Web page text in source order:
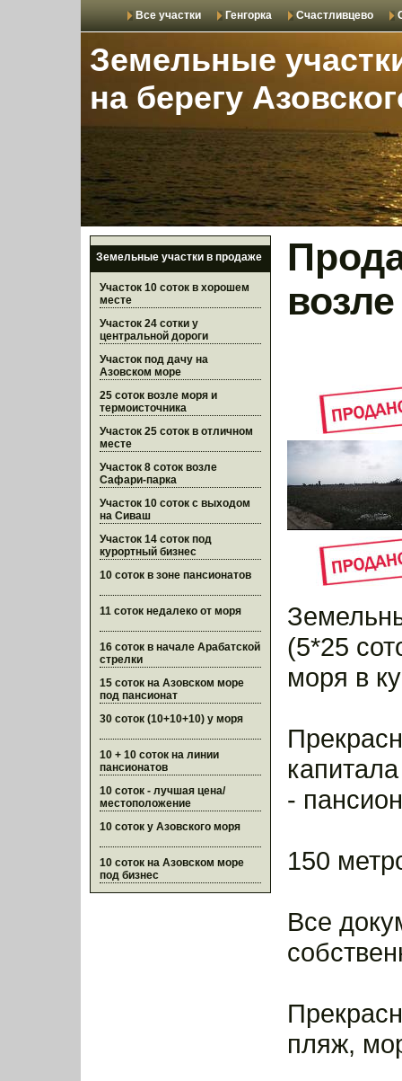
Все участки Генгорка Счастливцево
Земельные
на берегу
Земельные участки в продаже
Участок 10 соток в хорошем
месте
Участок 24 сотки у
центральной дороги
Участок под дачу на
Азовском море
25 соток возле моря и
термоисточника
Участок 25 соток в отличном
месте
Участок 8 соток возле
Сафари-парка
Участок 10 соток с выходом
на Сиваш
Участок 14 соток под
курортный бизнес
10 соток в зоне пансионатов
11 соток недалеко от моря
16 соток в начале Арабатской
стрелки
15 соток на Азовском море
под пансионат
30 соток (10+10+10) у моря
10 + 10 соток на линии
пансионатов
10 соток - лучшая цена/
местоположение
10 соток у Азовского моря
10 соток на Азовском море
под бизнес
(5*25
моря в
-
150
Все
пляж,